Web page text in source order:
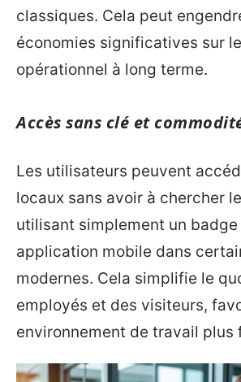
classiques. Cela peut
économies significatives sur
opérationnel à long terme.
Accès sans clé et
Les utilisateurs peuvent
locaux sans avoir à chercher
utilisant simplement un badge
application mobile dans
modernes. Cela simplifie le
employés et des visiteurs,
environnement de travail plus